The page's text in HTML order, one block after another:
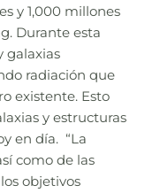
y 1,000 millones
Durante esta
galaxias
radiación que
existente. Esto
y estructuras
en día. “La
como de las
objetivos